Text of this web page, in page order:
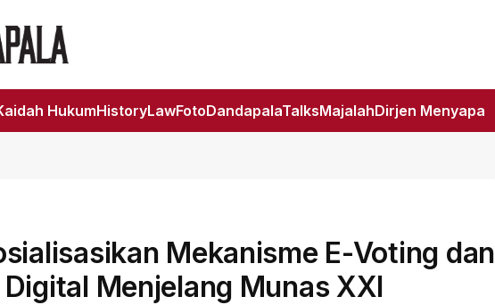
HukumHistoryLawFotoDandapalaTalksMajalahDirjen Menyapa
Mekanisme E-Voting dan
Menjelang Munas XXI